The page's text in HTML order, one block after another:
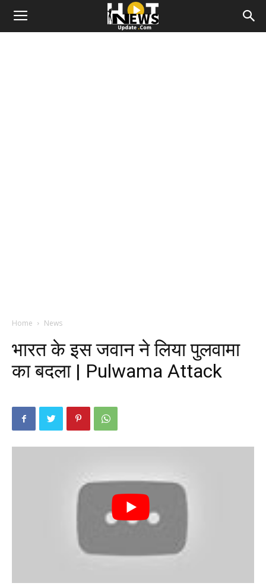
Home News
भारत के इस जवान ने लिया पुलवामा
का बदला | Pulwama Attack